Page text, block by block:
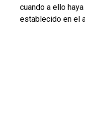
cuando a ello
establecido en el